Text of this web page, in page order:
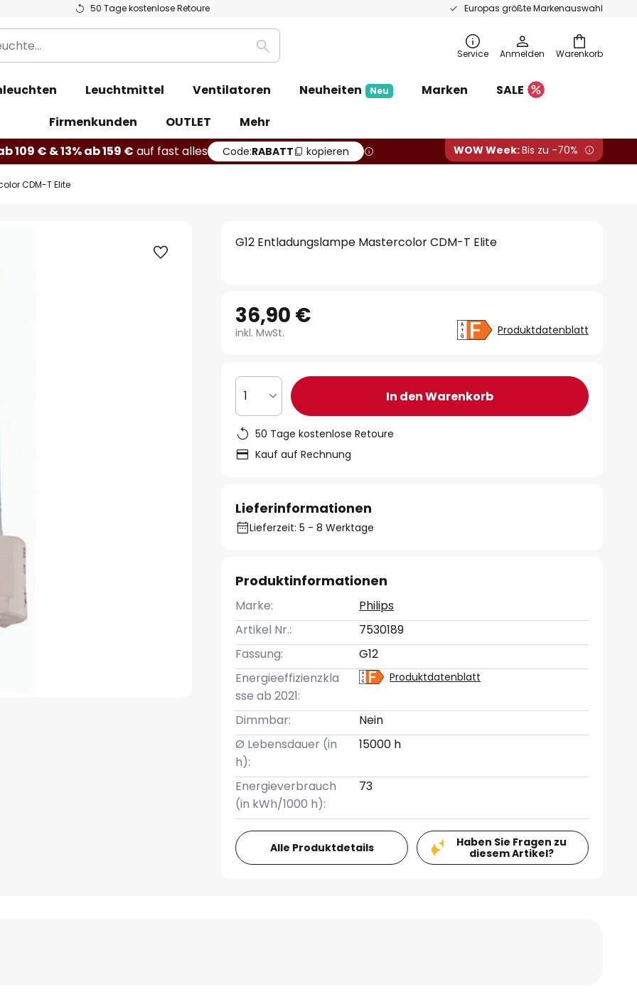
50 Tage kostenlose Retoure Europas größte Markenauswahl
Warenkorb
Suche Service Anmelden
Leuchtmittel Ventilatoren Neuheiten Neu Marken
SALE
Firmenkunden
OUTLET
Mehr
109 € & 13% ab 159 € auf fast alles Code:RABATT kopieren WOW Week:Bis zu -70%
CDM-T Elite
G12 Entladungslampe Mastercolor CDM-T Elite
36,90 €
inkl. MwSt. Produktdatenblatt
1 In den Warenkorb
50 Tage kostenlose Retoure
Kauf auf Rechnung
Lieferinformationen
Lieferzeit: 5 - 8 Werktage
Produktinformationen
Marke:
Philips
Artikel Nr.:
7530189
Fassung:
G12
Energieeffizienzkla
sse ab 2021:
Produktdatenblatt
Dimmbar:
Nein
Ø Lebensdauer (in
h):
15000 h
Energieverbrauch
(in kWh/1000 h):
73
Alle Produktdetails
Haben Sie Fragen zu
diesem Artikel?